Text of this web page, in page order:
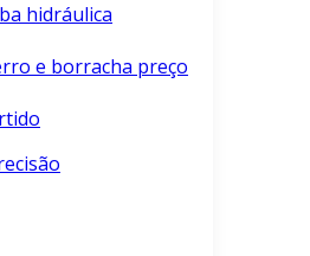
hidráulica
e borracha preço